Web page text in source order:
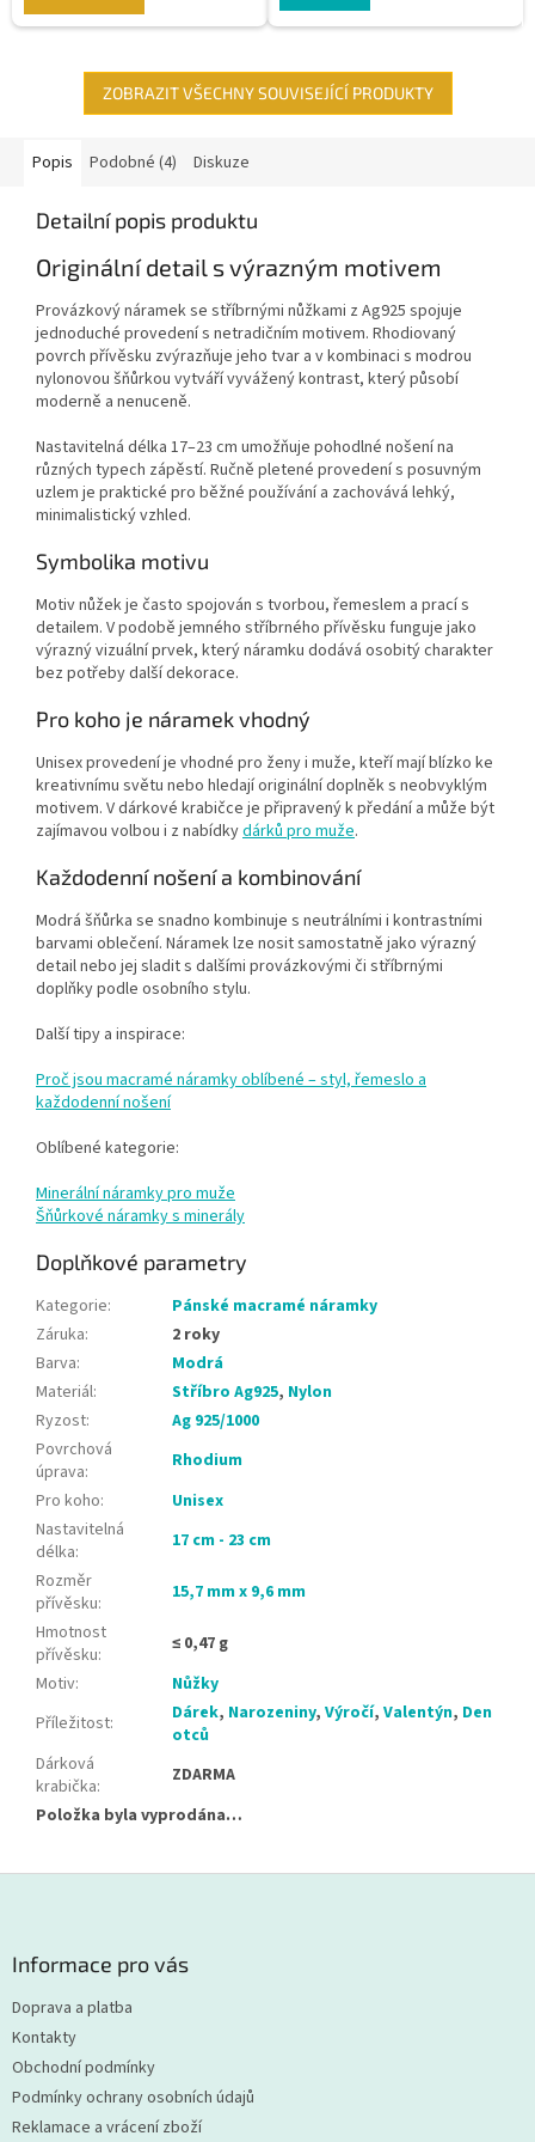
ZOBRAZIT VŠECHNY SOUVISEJÍCÍ PRODUKTY
Popis Podobné (4) Diskuze
Detailní popis produktu
Originální detail s výrazným motivem
Provázkový náramek se stříbrnými nůžkami z Ag925 spojuje
jednoduché provedení s netradičním motivem. Rhodiovaný
povrch přívěsku zvýrazňuje jeho tvar a v kombinaci s modrou
nylonovou šňůrkou vytváří vyvážený kontrast, který působí
moderně a nenuceně.
Nastavitelná délka 17–23 cm umožňuje pohodlné nošení na
různých typech zápěstí. Ručně pletené provedení s posuvným
uzlem je praktické pro běžné používání a zachovává lehký,
minimalistický vzhled.
Symbolika motivu
Motiv nůžek je často spojován s tvorbou, řemeslem a prací s
detailem. V podobě jemného stříbrného přívěsku funguje jako
výrazný vizuální prvek, který náramku dodává osobitý charakter
bez potřeby další dekorace.
Pro koho je náramek vhodný
Unisex provedení je vhodné pro ženy i muže, kteří mají blízko ke
kreativnímu světu nebo hledají originální doplněk s neobvyklým
motivem. V dárkové krabičce je připravený k předání a může být
zajímavou volbou i z nabídkydárků pro muže.
Každodenní nošení a kombinování
Modrá šňůrka se snadno kombinuje s neutrálními i kontrastními
barvami oblečení. Náramek lze nosit samostatně jako výrazný
detail nebo jej sladit s dalšími provázkovými či stříbrnými
doplňky podle osobního stylu.
Další tipy a inspirace:
Proč jsou macramé náramky oblíbené – styl, řemeslo a
každodenní nošení
Oblíbené kategorie:
Minerální náramky pro muže
Šňůrkové náramky s minerály
Doplňkové parametry
Kategorie:
Pánské macramé náramky
Záruka:
2 roky
Barva:
Modrá
Materiál: Stříbro Ag925, Nylon
Ryzost:
Ag 925/1000
Povrchová
úprava:
Rhodium
Pro koho:
Unisex
Nastavitelná
délka:
17 cm - 23 cm
Rozměr
přívěsku:
15,7 mm x 9,6 mm
Hmotnost
přívěsku:
≤ 0,47 g
Motiv:
Nůžky
Příležitost: Dárek, Narozeniny, Výročí, Valentýn, Den
otců
Dárková
krabička:
ZDARMA
Položka byla vyprodána…
Informace pro vás
Doprava a platba
Kontakty
Obchodní podmínky
Podmínky ochrany osobních údajů
Reklamace a vrácení zboží